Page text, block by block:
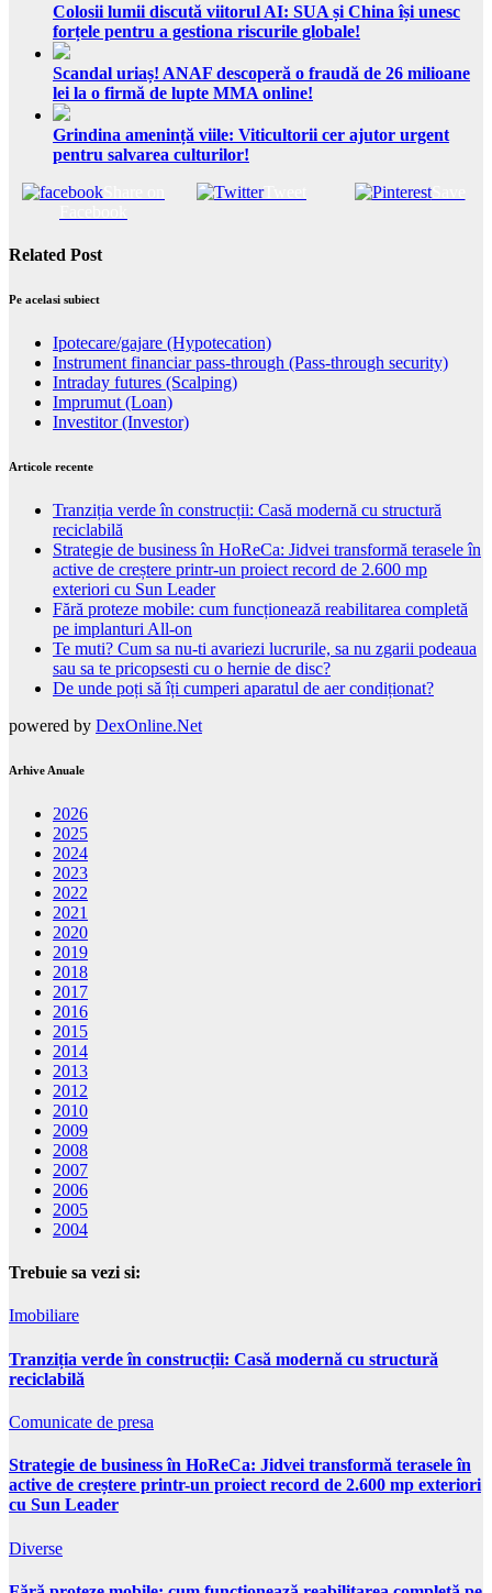
Colosii lumii discută viitorul AI: SUA și China își unesc
forțele pentru a gestiona riscurile globale!
Scandal uriaș! ANAF descoperă o fraudă de 26 milioane
lei la o firmă de lupte MMA online!
Grindina amenință viile: Viticultorii cer ajutor urgent
pentru salvarea culturilor!
Tweet Save
Related Post
Pe acelasi subiect
Ipotecare/gajare (Hypotecation)
Instrument financiar pass-through (Pass-through security)
Intraday futures (Scalping)
Imprumut (Loan)
Investitor (Investor)
Articole recente
Tranziția verde în construcții: Casă modernă cu structură
reciclabilă
Strategie de business în HoReCa: Jidvei transformă terasele în
active de creștere printr-un proiect record de 2.600 mp
exteriori cu Sun Leader
Fără proteze mobile: cum funcționează reabilitarea completă
pe implanturi All-on
Te muti? Cum sa nu-ti avariezi lucrurile, sa nu zgarii podeaua
sau sa te pricopsesti cu o hernie de disc?
De unde poți să îți cumperi aparatul de aer condiționat?
powered by DexOnline.Net
Arhive Anuale
2026
2025
2024
2023
2022
2021
2020
2019
2018
2017
2016
2015
2014
2013
2012
2010
2009
2008
2007
2006
2005
2004
Trebuie sa vezi si:
Imobiliare
Tranziția verde în construcții: Casă modernă cu structură
reciclabilă
Comunicate de presa
Strategie de business în HoReCa: Jidvei transformă terasele în
active de creștere printr-un proiect record de 2.600 mp exteriori
cu Sun Leader
Diverse